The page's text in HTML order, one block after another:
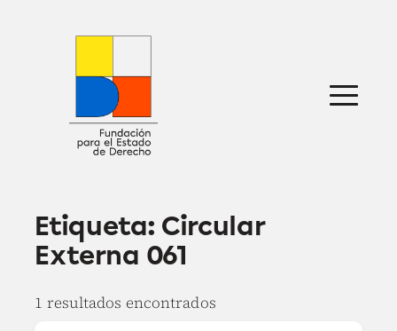
Sobre nosotros
Defensa jurídica
Prensa
Etiqueta: Circular
Externa 061
1 resultados encontrados